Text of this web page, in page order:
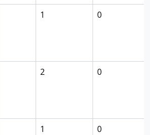
1 0
2 0
1 0